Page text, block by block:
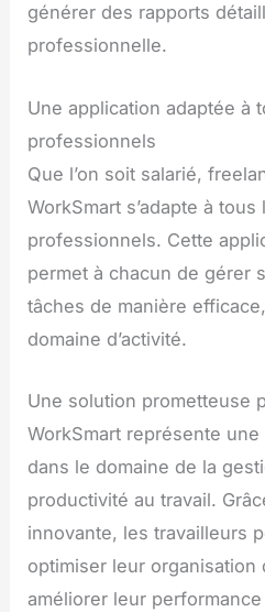
générer des rapports
professionnelle.
Une application adaptée à
professionnels
Que l’on soit salarié,
WorkSmart s’adapte à
professionnels. Cette
permet à chacun de gérer
tâches de manière
domaine d’activité.
Une solution prometteuse
WorkSmart représente
dans le domaine de la
productivité au travail.
innovante, les travailleurs
optimiser leur organisation
améliorer leur